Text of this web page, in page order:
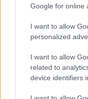
Google for online
I want to allow
personalized
I want to allow
related to
device identifiers
chiudere ogni via
stipendio), un
incostituzionale